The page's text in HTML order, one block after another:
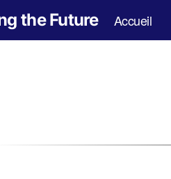
the Future Accueil